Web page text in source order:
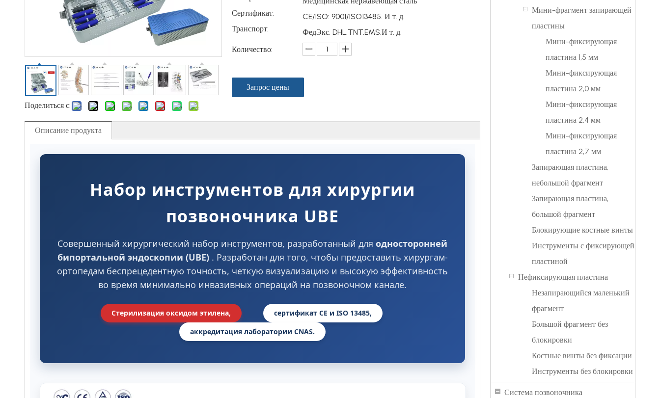
Поделиться с:
Сертификат:
CE/ISO: 9001/ISO13485. И т. д.
Транспорт:
ФедЭкс. DHL.TNT.EMS.И т. д.
Количество:
Запрос цены
Описание продукта
Набор инструментов для хирургии
позвоночника UBE
Совершенный хирургический набор инструментов, разработанный для односторонней
бипортальной эндоскопии (UBE) . Разработан для того, чтобы предоставить хирургам-
ортопедам беспрецедентную точность, четкую визуализацию и высокую эффективность
во время минимально инвазивных операций на позвоночном канале.
Стерилизация оксидом этилена,
сертификат CE и ISO 13485,
аккредитация лаборатории CNAS.
Мини-фрагмент запирающей
пластины
Мини-фиксирующая
пластина 1,5 мм
Мини-фиксирующая
пластина 2,0 мм
Мини-фиксирующая
пластина 2,4 мм
Мини-фиксирующая
пластина 2,7 мм
Запирающая пластина,
небольшой фрагмент
Запирающая пластина,
большой фрагмент
Блокирующие костные винты
Инструменты с фиксирующей
пластиной
Нефиксирующая пластина
Незапирающийся маленький
фрагмент
Большой фрагмент без
блокировки
Костные винты без фиксации
Инструменты без блокировки
Система позвоночника